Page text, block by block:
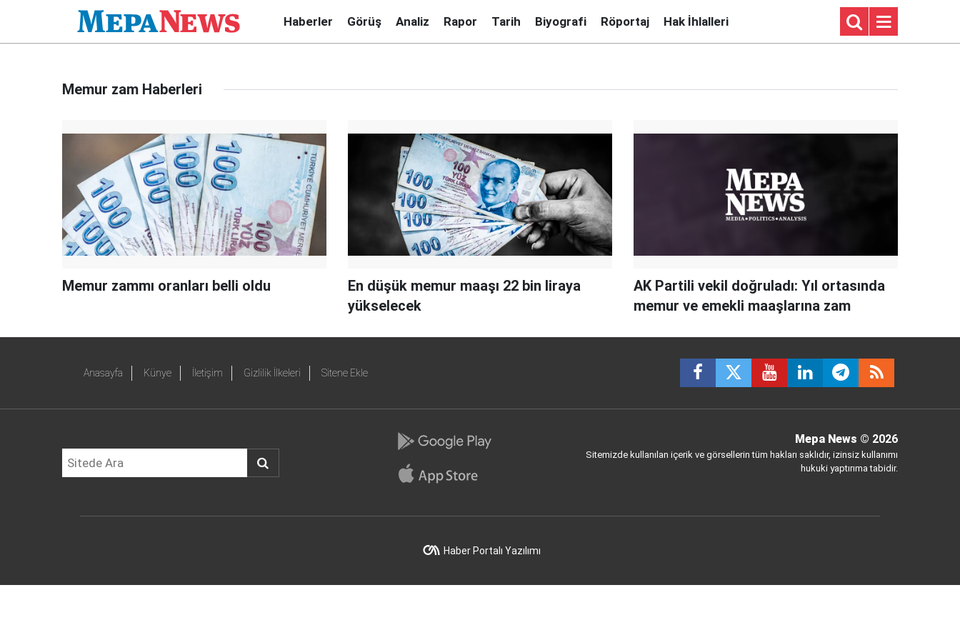
Haberler Görüş Analiz Rapor Tarih Biyografi Röportaj Hak İhlalleri
Memur zam Haberleri
Memur zammı oranları belli oldu
En düşük memur maaşı 22 bin liraya
yükselecek
AK Partili vekil doğruladı: Yıl ortasında
memur ve emekli maaşlarına zam
Anasayfa Künye İletişim Gizlilik İlkeleri Sitene Ekle
Mepa News © 2026
Sitemizde kullanılan içerik ve görsellerin tüm hakları saklıdır, izinsiz kullanımı
hukuki yaptırıma tabidir.
Haber Portalı Yazılımı